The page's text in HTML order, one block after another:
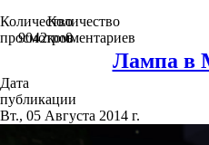
Количество
просмотров
9042
Количество
комментариев
0
Лампа в
Дата
публикации
Вт., 05 Августа 2014 г.